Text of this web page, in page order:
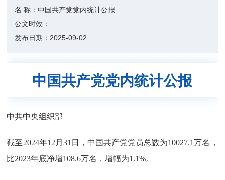
名 称：​中国共产党党内统计公报
公文时效：
发布日期： 2025-09-02
中国共产党党内统计公报
中共中央组织部
截至2024年12月31日，中国共产党党员总数为10027.1万名，
比2023年底净增108.6万名，增幅为1.1%。